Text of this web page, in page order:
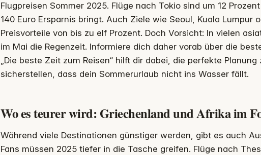
Flugpreisen Sommer 2025. Flüge nach Tokio sind um 12
140 Euro Ersparnis bringt. Auch Ziele wie Seoul, Kuala Lumpur
Preisvorteile von bis zu elf Prozent. Doch Vorsicht: In vielen
im Mai die Regenzeit. Informiere dich daher vorab über die
„Die beste Zeit zum Reisen“ hilft dir dabei, die perfekte
sicherstellen, dass dein Sommerurlaub nicht ins Wasser fällt.
Wo es teurer wird: Griechenland und Afrika im
Während viele Destinationen günstiger werden, gibt es auch
Fans müssen 2025 tiefer in die Tasche greifen. Flüge nach